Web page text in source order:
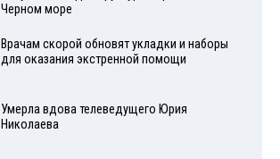
Черном море
Врачам скорой обновят укладки и наборы
для оказания экстренной помощи
Умерла вдова телеведущего Юрия
Николаева